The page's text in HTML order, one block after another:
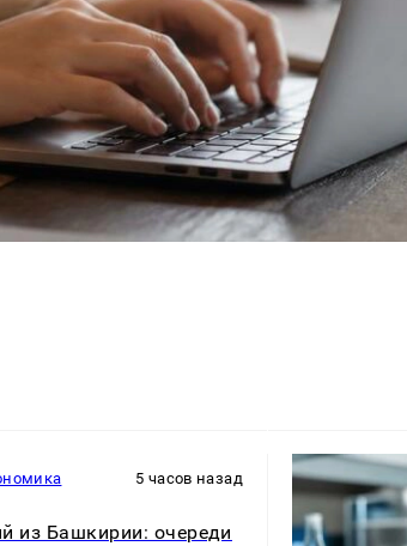
5 часов назад
из Башкирии: очереди